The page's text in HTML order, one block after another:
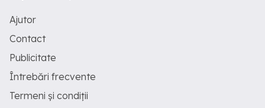
Ajutor
Contact
Publicitate
Întrebări frecvente
Termeni și condiții